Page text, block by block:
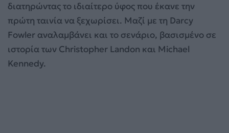
διατηρώντας το ιδιαίτερο ύφος που έκανε την
πρώτη ταινία να ξεχωρίσει. Μαζί με τη Darcy
Fowler αναλαμβάνει και το σενάριο, βασισμένο σε
ιστορία των Christopher Landon και Michael
Kennedy.